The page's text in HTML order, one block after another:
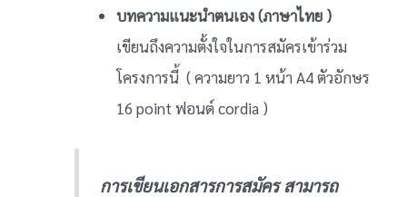
บทความแนะนำตนเอง (ภาษาไทย )
เขียนถึงความตั้งใจในการสมัครเข้าร่วม
โครงการนี้ ( ความยาว 1 หน้า A4 ตัวอักษร
16 point ฟอนต์ cordia )
การเขียนเอกสารการสมัคร สามารถ